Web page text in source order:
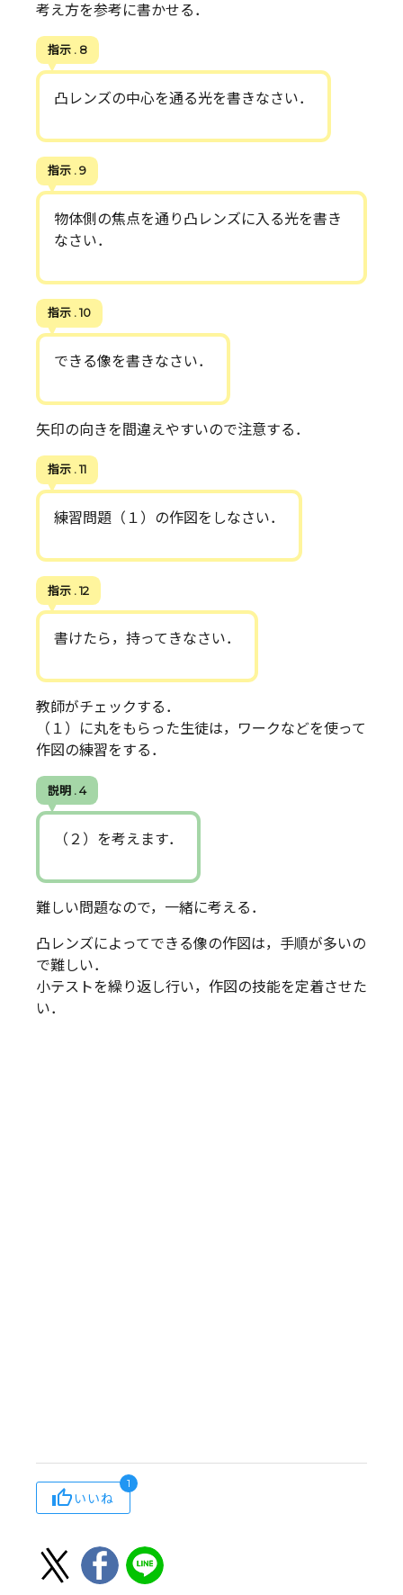
考え方を参考に書かせる．
指示 . 8
凸レンズの中心を通る光を書きなさい．
指示 . 9
物体側の焦点を通り凸レンズに入る光を書き
なさい．
指示 . 10
できる像を書きなさい．
矢印の向きを間違えやすいので注意する．
指示 . 11
練習問題（１）の作図をしなさい．
指示 . 12
書けたら，持ってきなさい．
教師がチェックする．
（１）に丸をもらった生徒は，ワークなどを使って
作図の練習をする．
説明 . 4
（２）を考えます．
難しい問題なので，一緒に考える．
凸レンズによってできる像の作図は，手順が多いの
で難しい．
小テストを繰り返し行い，作図の技能を定着させた
い．
いいね
1